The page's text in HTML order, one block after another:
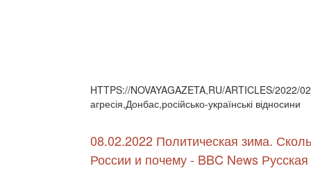
HTTPS://NOVAYAGAZETA,RU/ARTICLES/2022/
агресія,Донбас,російсько-українські відносини
08.02.2022 Политическая зима.
России и почему - BBC News